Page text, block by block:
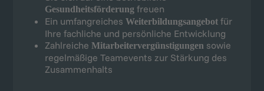
Gesundheitsförderung freuen
Ein umfangreiches Weiterbildungsangebot für
Ihre fachliche und persönliche Entwicklung
Zahlreiche Mitarbeitervergünstigungen sowie
regelmäßige Teamevents zur Stärkung des
Zusammenhalts